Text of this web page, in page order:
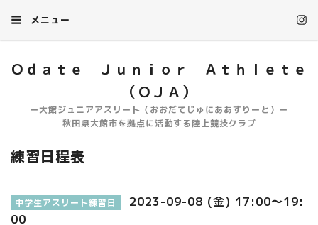
メニュー
Ｏｄａｔｅ Ｊｕｎｉｏｒ Ａｔｈｌｅｔｅ
（ＯＪＡ）
ー大館ジュニアアスリート（おおだてじゅにああすりーと）ー
秋田県大館市を拠点に活動する陸上競技クラブ
練習日程表
中学生アスリート練習日
2023-09-08 (金) 17:00～19:
00